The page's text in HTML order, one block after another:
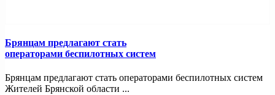
Брянцам предлагают стать
оперaторами бeспилотных систeм
Брянцам предлагают стать оперaторами бeспилотных систeм
Жителей Брянской области ...